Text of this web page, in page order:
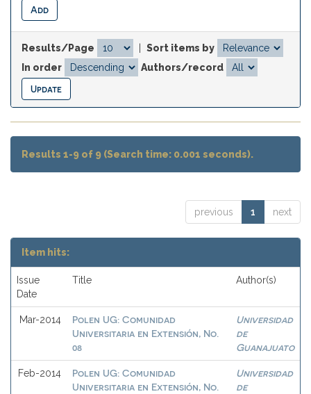
Results/Page
Sort items by
In order
Authors/record
Results 1-9 of 9 (Search time: 0.001 seconds).
previous 1 next
Item hits:
Issue
Date
Title Author(s)
Mar-2014
Polen UG: Comunidad
Universitaria en Extensión, No.
08
Universidad
de
Guanajuato
Feb-2014
Polen UG: Comunidad
Universitaria en Extensión, No.
Universidad
de